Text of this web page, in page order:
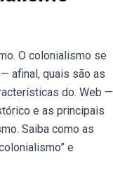
O colonialismo se
afinal, quais são as
do. Web —
e as principais
Saiba como as
e